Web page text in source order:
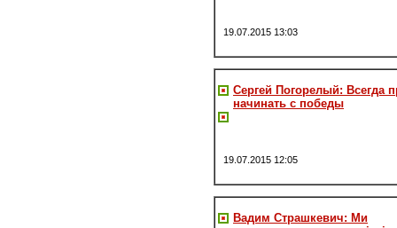
19.07.2015 13:03
Сергей Погорелый: Всегда
начинать с победы
19.07.2015 12:05
Вадим Страшкевич: Ми